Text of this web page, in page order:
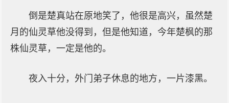
倒是楚真站在原地笑了，他很是高兴，虽然楚
月的仙灵草他没得到，但是他知道，今年楚枫的那
株仙灵草，一定是他的。
夜入十分，外门弟子休息的地方，一片漆黑。